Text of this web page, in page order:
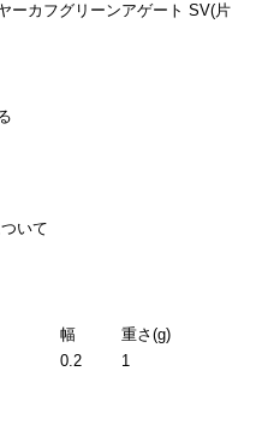
ーカフグリーンアゲート SV(片
いて
幅
重さ(g)
0.2
1